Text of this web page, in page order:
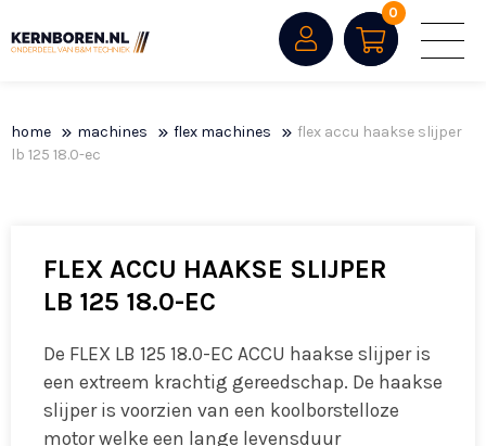
0
home machines flex machines
flex accu haakse slijper
lb 125 18.0-ec
FLEX ACCU HAAKSE SLIJPER
LB 125 18.0-EC
De FLEX LB 125 18.0-EC ACCU haakse slijper is
een extreem krachtig gereedschap. De haakse
slijper is voorzien van een koolborstelloze
motor welke een lange levensduur